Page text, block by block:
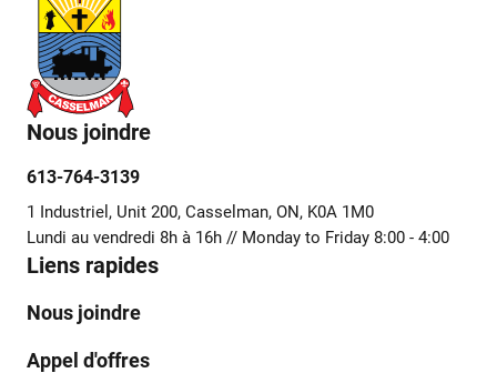
Nous joindre
613-764-3139
1 Industriel, Unit 200, Casselman, ON, K0A 1M0
Lundi au vendredi 8h à 16h // Monday to Friday 8:00 - 4:00
Liens rapides
Nous joindre
Appel d'offres